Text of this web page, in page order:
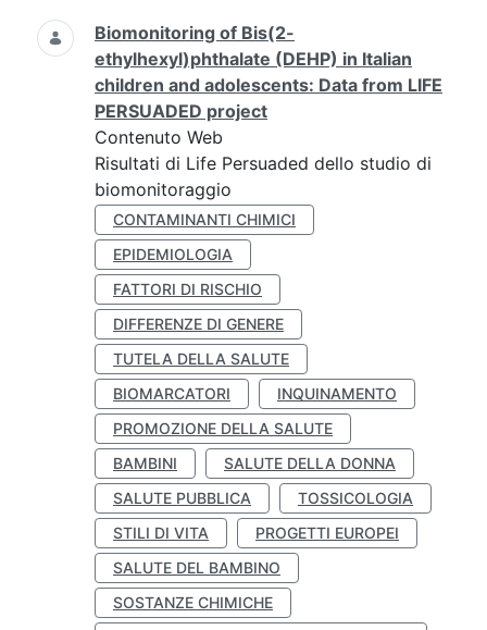
Biomonitoring of Bis(2-
ethylhexyl)phthalate (DEHP) in Italian
children and adolescents: Data from LIFE
PERSUADED project
Contenuto Web
Risultati di Life Persuaded dello studio di
biomonitoraggio
CONTAMINANTI CHIMICI
EPIDEMIOLOGIA
FATTORI DI RISCHIO
DIFFERENZE DI GENERE
TUTELA DELLA SALUTE
BIOMARCATORI
INQUINAMENTO
PROMOZIONE DELLA SALUTE
BAMBINI
SALUTE DELLA DONNA
SALUTE PUBBLICA
TOSSICOLOGIA
STILI DI VITA
PROGETTI EUROPEI
SALUTE DEL BAMBINO
SOSTANZE CHIMICHE